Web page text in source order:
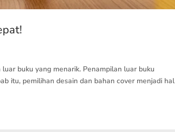
buku yang menarik. Penampilan luar buku
itu, pemilihan desain dan bahan cover menjadi hal